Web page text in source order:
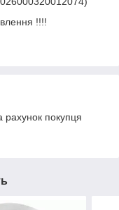
!!!!
рахунок покупця